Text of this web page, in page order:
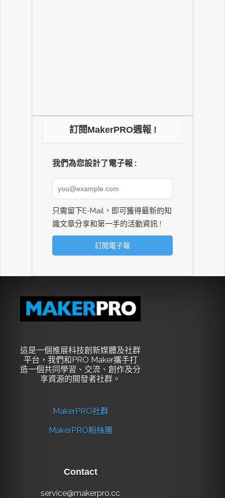
訂閱MakerPRO週報 !
我們為您設計了電子報 :
只需留下E-Mail，即可獲得最新的知
識文章分享和第一手的活動資訊 !
這是一個推展科技創新媒體及社群
平台，我們和PRO Maker攜手打
造一個共同學習、交流、創作及分
享資源的開發者社群。
MakerPRO社群
MakerPRO粉絲團
Contact
service@makerpro.cc